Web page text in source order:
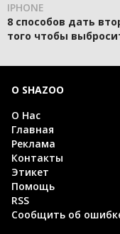
IPHONE
8 способов дать
того чтобы
О SHAZOO
О Нас
Главная
Реклама
Контакты
Этикет
Помощь
RSS
Сообщить об